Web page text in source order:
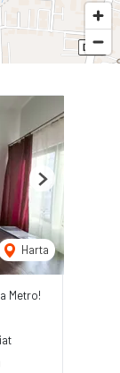
Harta
Next
Metro!